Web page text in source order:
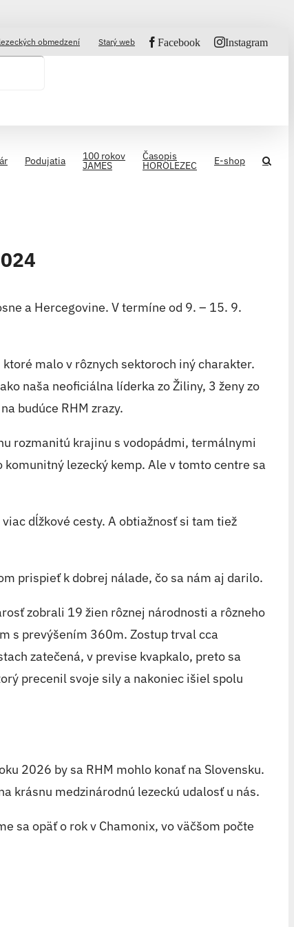
obmedzení Starý web Facebook Instagram
Podujatia 100 rokov
JAMES
Časopis
HOROLEZEC E-shop
a Hercegovine. V termíne od 9. – 15. 9.
malo v rôznych sektoroch iný charakter.
naša neoficiálna líderka zo Žiliny, 3 ženy zo
budúce RHM zrazy.
rozmanitú krajinu s vodopádmi, termálnymi
lezecký kemp. Ale v tomto centre sa
dĺžkové cesty. A obtiažnosť si tam tiež
prispieť k dobrej nálade, čo sa nám aj darilo.
zobrali 19 žien rôznej národnosti a rôzneho
s prevýšením 360m. Zostup trval cca
zatečená, v previse kvapkalo, preto sa
precenil svoje sily a nakoniec išiel spolu
2026 by sa RHM mohlo konať na Slovensku.
krásnu medzinárodnú lezeckú udalosť u nás.
sa opäť o rok v Chamonix, vo väčšom počte